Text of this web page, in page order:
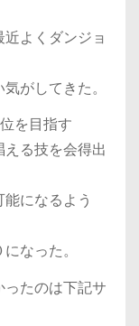
よくダンジョ
がしてきた。
を目指す
る技を会得出
になるよう
なった。
たのは下記サ